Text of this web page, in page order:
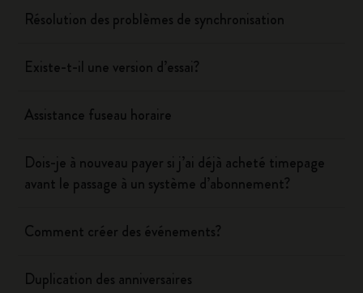
Résolution des problèmes de synchronisation
Existe-t-il une version d’essai?
Assistance fuseau horaire
Dois-je à nouveau payer si j’ai déjà acheté timepage
avant le passage à un système d’abonnement?
Comment créer des événements?
Duplication des anniversaires